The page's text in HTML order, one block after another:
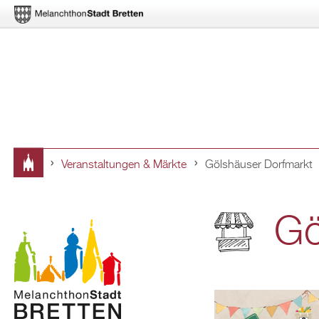
hier
Ver­an­stal­tun­gen & Märk­te Göls­häu­ser Dorf­markt